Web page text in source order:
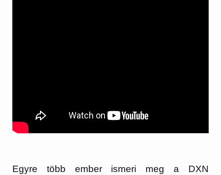
Egyre több ember ismeri meg a DXN